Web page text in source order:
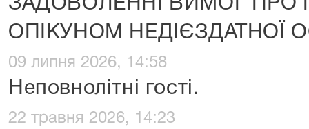
ЗАДОВОЛЕННІ ВИМОГ ПРО
ОПІКУНОМ НЕДІЄЗДАТНОЇ
09 липня 2026, 14:58
Неповнолітні гості.
22 травня 2026, 14:23